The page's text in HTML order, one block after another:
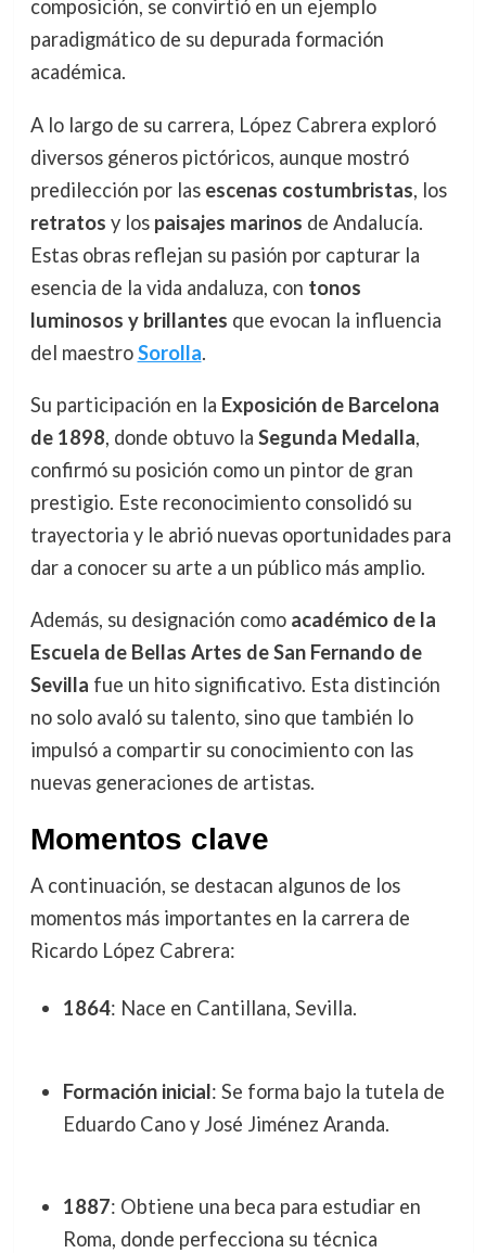
composición, se convirtió en un ejemplo
paradigmático de su depurada formación
académica.
A lo largo de su carrera, López Cabrera exploró
diversos géneros pictóricos, aunque mostró
predilección por las escenas costumbristas, los
retratos y los paisajes marinos de Andalucía.
Estas obras reflejan su pasión por capturar la
esencia de la vida andaluza, con tonos
luminosos y brillantes que evocan la influencia
del maestroSorolla.
Su participación en la Exposición de Barcelona
de 1898, donde obtuvo la Segunda Medalla,
confirmó su posición como un pintor de gran
prestigio. Este reconocimiento consolidó su
trayectoria y le abrió nuevas oportunidades para
dar a conocer su arte a un público más amplio.
Además, su designación como académico de la
Escuela de Bellas Artes de San Fernando de
Sevilla fue un hito significativo. Esta distinción
no solo avaló su talento, sino que también lo
impulsó a compartir su conocimiento con las
nuevas generaciones de artistas.
Momentos clave
A continuación, se destacan algunos de los
momentos más importantes en la carrera de
Ricardo López Cabrera:
1864: Nace en Cantillana, Sevilla.
Formación inicial: Se forma bajo la tutela de
Eduardo Cano y José Jiménez Aranda.
1887: Obtiene una beca para estudiar en
Roma, donde perfecciona su técnica